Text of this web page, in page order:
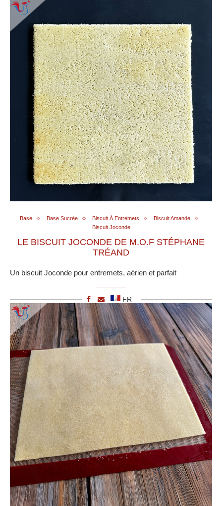
Base Base Sucrée Biscuit À Entremets
Biscuit Amande
Biscuit Joconde
LE BISCUIT JOCONDE DE M.O.F STÉPHANE
TRÉAND
Un biscuit Joconde pour entremets, aérien et parfait
FR